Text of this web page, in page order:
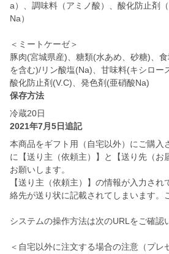
a）、調味料（アミノ酸）、酸化防止剤
Na）
＜ミートケーゼ＞
豚肉(宮城県産)、糖類(水あめ、砂糖)、
を含む)/リン酸塩(Na)、甘味料(キシロー
酸化防止剤(V.C)、発色剤(亜硝酸Na)
保存方法
冷蔵20日
2021年7月5日追記
本商品をギフト用（自宅以外）にご購入
に【送り主（依頼主）】と【送り先（お
お願いします。
【送り主（依頼主）】の情報が入力さ
絡先が送り状に記載されてしまいます。
システムの操作方法は次のURLをご確認
＜自宅以外に注文する場合の注意（プレ